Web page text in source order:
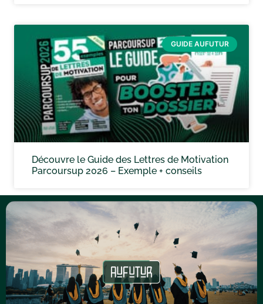
GUIDE AUFUTUR
Découvre le Guide des Lettres de Motivation
Parcoursup 2026 – Exemple + conseils